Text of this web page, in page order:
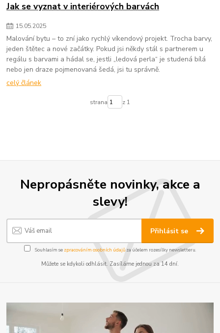
Jak se vyznat v interiérových barvách
15.05.2025
Malování bytu – to zní jako rychlý víkendový projekt. Trocha barvy,
jeden štětec a nové začátky. Pokud jsi někdy stál s partnerem u
regálu s barvami a hádal se, jestli „ledová perla“ je studená bílá
nebo jen draze pojmenovaná šedá, jsi tu správně.
celý článek
strana z 1
Nepropásněte novinky, akce a
slevy!
Přihlásit se
Souhlasím se zpracováním osobních údajůza účelem rozesílky newsletteru.
Můžete se kdykoli odhlásit. Zasíláme jednou za 14 dní.